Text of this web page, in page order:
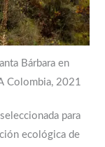
Bárbara en
Colombia, 2021
para
ecológica de